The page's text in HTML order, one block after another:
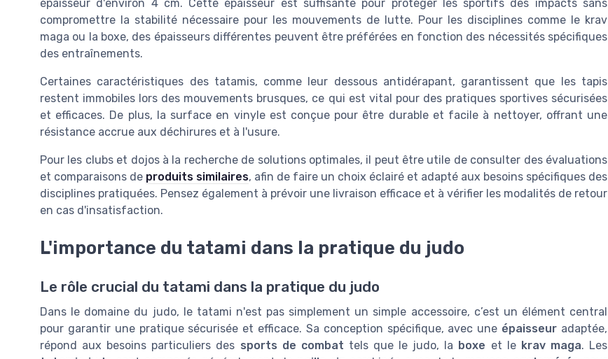
épaisseur d'environ 4 cm. Cette épaisseur est suffisante pour protéger les sportifs des impacts sans
compromettre la stabilité nécessaire pour les mouvements de lutte. Pour les disciplines comme le krav
maga ou la boxe, des épaisseurs différentes peuvent être préférées en fonction des nécessités spécifiques
des entraînements.
Certaines caractéristiques des tatamis, comme leur dessous antidérapant, garantissent que les tapis
restent immobiles lors des mouvements brusques, ce qui est vital pour des pratiques sportives sécurisées
et efficaces. De plus, la surface en vinyle est conçue pour être durable et facile à nettoyer, offrant une
résistance accrue aux déchirures et à l'usure.
Pour les clubs et dojos à la recherche de solutions optimales, il peut être utile de consulter des évaluations
et comparaisons de produits similaires, afin de faire un choix éclairé et adapté aux besoins spécifiques des
disciplines pratiquées. Pensez également à prévoir une livraison efficace et à vérifier les modalités de retour
en cas d'insatisfaction.
L'importance du tatami dans la pratique du judo
Le rôle crucial du tatami dans la pratique du judo
Dans le domaine du judo, le tatami n'est pas simplement un simple accessoire, c’est un élément central
pour garantir une pratique sécurisée et efficace. Sa conception spécifique, avec une épaisseur adaptée,
répond aux besoins particuliers des sports de combat tels que le judo, la boxe et le krav maga. Les